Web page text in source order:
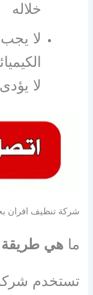
خلاله
لا
لا
شركة تنظيف افران
ما هي طريقة
تستخدم